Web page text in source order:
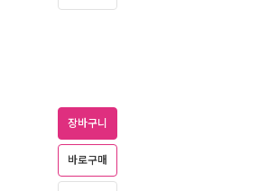
장바구니
바로구매